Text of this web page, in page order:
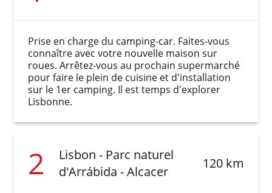
Prise en charge du camping-car. Faites-vous
connaître avec votre nouvelle maison sur
roues. Arrêtez-vous au prochain supermarché
pour faire le plein de cuisine et d'installation
sur le 1er camping. Il est temps d'explorer
Lisbonne.
2
Lisbon - Parc naturel
d'Arrábida - Alcacer
120 km